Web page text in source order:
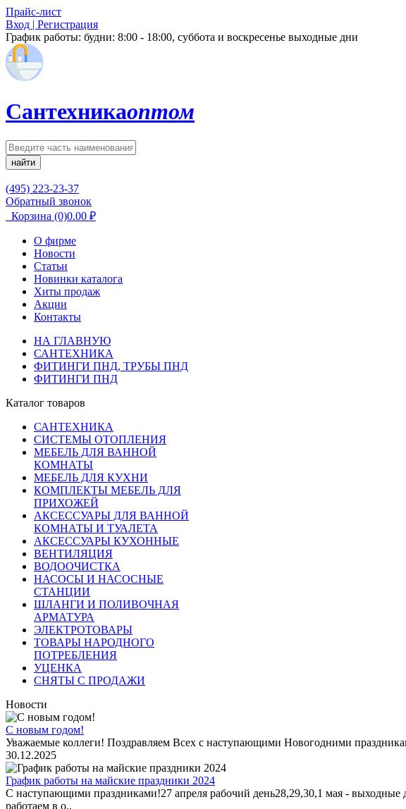
Прайс-лист
Вход | Регистрация
График работы: будни: 8:00 - 18:00, суббота и воскресенье выходные дни
Сантехникаоптом
найти
(495) 223-23-37
Обратный звонок
Корзина (0)0.00 ₽
О фирме
Новости
Статьи
Новинки каталога
Хиты продаж
Акции
Контакты
НА ГЛАВНУЮ
САНТЕХНИКА
ФИТИНГИ ПНД, ТРУБЫ ПНД
ФИТИНГИ ПНД
Каталог товаров
САНТЕХНИКА
СИСТЕМЫ ОТОПЛЕНИЯ
МЕБЕЛЬ ДЛЯ ВАННОЙ
КОМНАТЫ
МЕБЕЛЬ ДЛЯ КУХНИ
КОМПЛЕКТЫ МЕБЕЛЬ ДЛЯ
ПРИХОЖЕЙ
АКСЕССУАРЫ ДЛЯ ВАННОЙ
КОМНАТЫ И ТУАЛЕТА
АКСЕССУАРЫ КУХОННЫЕ
ВЕНТИЛЯЦИЯ
ВОДООЧИСТКА
НАСОСЫ И НАСОСНЫЕ
СТАНЦИИ
ШЛАНГИ И ПОЛИВОЧНАЯ
АРМАТУРА
ЭЛЕКТРОТОВАРЫ
ТОВАРЫ НАРОДНОГО
ПОТРЕБЛЕНИЯ
УЦЕНКА
СНЯТЫ С ПРОДАЖИ
Новости
С новым годом!
Уважаемые коллеги! Поздравляем Всех с наступающими Новогодними
30.12.2025
График работы на майские праздники 2024
С наступающими праздниками!27 апреля рабочий день28,29,30,1 мая -
работаем в о..